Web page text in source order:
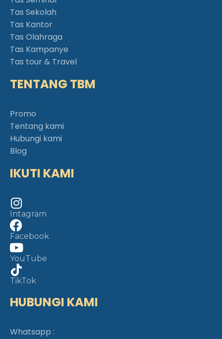
Tas Sekolah
Tas Kantor
Tas Olahraga
Tas Kampanye
Tas tour & Travel
TENTANG TBM
Promo
Tentang kami
Hubungi kami
Blog
IKUTI KAMI
Intagram
Facebook
YouTube
TikTok
HUBUNGI KAMI
Whatsapp :